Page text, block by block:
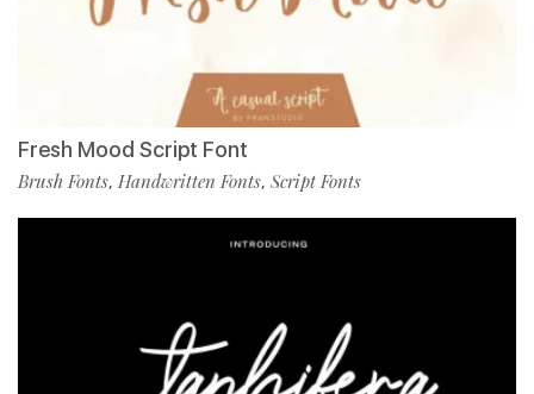
Fresh Mood Script Font
Brush Fonts, Handwritten Fonts, Script Fonts